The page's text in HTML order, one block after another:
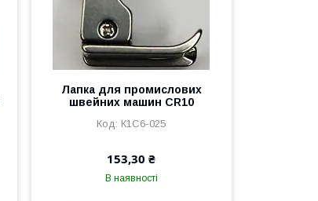
Лапка для промислових
швейних машин CR10
К1С6-025
153,30 ₴
В наявності